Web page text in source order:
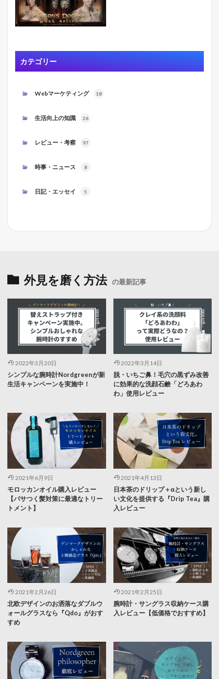
カテゴリー
Webマーケティング 18
生活向上の知識 26
レビュー・考察 97
時事・ニュース 8
日記・エッセイ 5
外見を磨く方法 の最新記事
2022年3月20日
シンプルな腕時計Nordgreenが新
生活キャンペーンを実施中！
2022年3月14日
脱・いちご鼻！毛穴の黒ずみ改善
に効果的な洗顔石鹸「どろあわ
わ」使用レビュー
2021年6月9日
モロッカンオイル購入レビュー
【パサつく髪対策に最適なトリー
トメント】
2021年4月13日
日本茶のドリップ＋αという新し
い文化を提供する『Drip Tea』購
入レビュー
2021年2月26日
北欧デザインのお洒落なダブルウ
ォールグラスなら『Qdo』がおす
すめ
2021年2月25日
腕時計・サングラス収納ケース購
入レビュー【低価格でおすすめ】